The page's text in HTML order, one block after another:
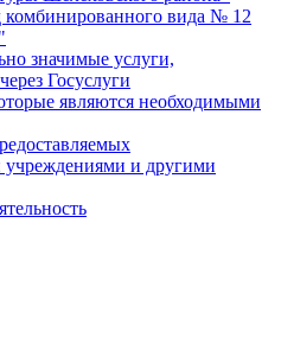
комбинированного вида № 12
значимые услуги,
Госуслуги
являются необходимыми
и другими